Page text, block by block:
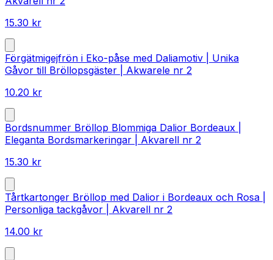
15.30 kr
Förgätmigejfrön i Eko-påse med Daliamotiv | Unika
Gåvor till Bröllopsgäster | Akwarele nr 2
10.20 kr
Bordsnummer Bröllop Blommiga Dalior Bordeaux |
Eleganta Bordsmarkeringar | Akvarell nr 2
15.30 kr
Tårtkartonger Bröllop med Dalior i Bordeaux och Rosa |
Personliga tackgåvor | Akvarell nr 2
14.00 kr